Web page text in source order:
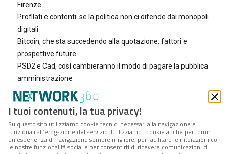
Firenze
Profilati e contenti: se la politica non ci difende dai monopoli
digitali
Bitcoin, che sta succedendo alla quotazione: fattori e
prospettive future
PSD2 e Cad, così cambieranno il modo di pagare la pubblica
amministrazione
Le due innovazioni che salvano il sistema sanitario
nazionale dal crack
Cos'è il Curriculum di educazione civica digitale e perché
serve alle scuole e all'Italia
Servizio elettronico di recapito certificato, cos'è e perché
potrebbe pensionare la Pec
I tuoi contenuti, la tua privacy!
Su questo sito utilizziamo cookie tecnici necessari alla navigazione e
funzionali all’erogazione del servizio. Utilizziamo i cookie anche per fornirti
un’esperienza di navigazione sempre migliore, per facilitare le interazioni con
le nostre funzionalità social e per consentirti di ricevere comunicazioni di